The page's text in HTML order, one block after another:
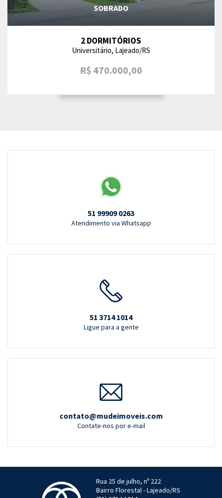
SOBRADO
2 DORMITÓRIOS
Universitário, Lajeado/RS
R$ 470.000,00
51 99909 0263
Atendimento via Whatsapp
51 3714 1014
Ligue para a gente
contato@mudeimoveis.com
Contate-nos por e-mail
Rua 25 de julho, nº 222
Bairro Florestal - Lajeado/RS